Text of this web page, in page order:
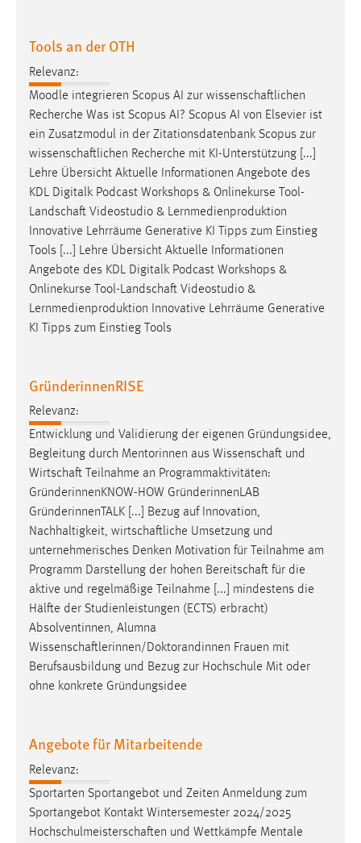
Tools an der OTH
Relevanz:
Moodle integrieren Scopus AI zur wissenschaftlichen
Recherche Was ist Scopus AI? Scopus AI von Elsevier ist
ein Zusatzmodul in der Zitationsdatenbank Scopus zur
wissenschaftlichen Recherche mit KI-Unterstützung [...]
Lehre Übersicht Aktuelle Informationen Angebote des
KDL Digitalk Podcast Workshops & Onlinekurse
Tool-
Landschaft Videostudio & Lernmedienproduktion
Innovative Lehrräume Generative KI Tipps zum Einstieg
Tools [...] Lehre Übersicht Aktuelle Informationen
Angebote des KDL Digitalk Podcast Workshops &
Onlinekurse
Tool-Landschaft Videostudio &
Lernmedienproduktion Innovative Lehrräume Generative
KI Tipps zum Einstieg Tools
GründerinnenRISE
Relevanz:
Entwicklung und Validierung der eigenen Gründungsidee,
Begleitung durch Mentorinnen aus Wissenschaft und
Wirtschaft Teilnahme an Programmaktivitäten:
GründerinnenKNOW-HOW GründerinnenLAB
GründerinnenTALK [...] Bezug auf Innovation,
Nachhaltigkeit, wirtschaftliche Umsetzung und
unternehmerisches Denken Motivation für Teilnahme am
Programm Darstellung der hohen Bereitschaft für die
aktive und regelmäßige Teilnahme [...] mindestens die
Hälfte der Studienleistungen (ECTS) erbracht)
Absolventinnen, Alumna
Wissenschaftlerinnen/Doktorandinnen Frauen mit
Berufsausbildung und Bezug zur Hochschule Mit oder
ohne konkrete Gründungsidee
Angebote für Mitarbeitende
Relevanz:
Sportarten Sportangebot und Zeiten Anmeldung zum
Sportangebot Kontakt Wintersemester 2024/2025
Hochschulmeisterschaften und Wettkämpfe Mentale
Cookie Laufzeit:
Facebook Pixel
Name:
_fbp
Anbieter:
Facebook
Zweck:
Conversion-Tracking
Cookie Laufzeit:
3 Monate
Um Inhalte von Videoplattformen und Social Media
Plattformen anzeigen zu können, werden von diesen
externen Medien Cookies gesetzt.
YouTube
Vimeo